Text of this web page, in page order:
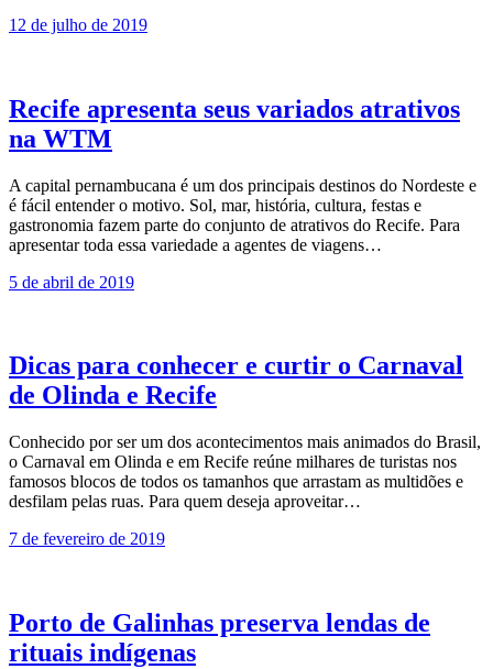
12 de julho de 2019
Recife apresenta seus variados atrativos
na WTM
A capital pernambucana é um dos principais destinos do Nordeste e
é fácil entender o motivo. Sol, mar, história, cultura, festas e
gastronomia fazem parte do conjunto de atrativos do Recife. Para
apresentar toda essa variedade a agentes de viagens…
5 de abril de 2019
Dicas para conhecer e curtir o Carnaval
de Olinda e Recife
Conhecido por ser um dos acontecimentos mais animados do Brasil,
o Carnaval em Olinda e em Recife reúne milhares de turistas nos
famosos blocos de todos os tamanhos que arrastam as multidões e
desfilam pelas ruas. Para quem deseja aproveitar…
7 de fevereiro de 2019
Porto de Galinhas preserva lendas de
rituais indígenas